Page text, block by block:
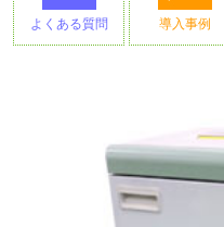
よくある質問 導入事例